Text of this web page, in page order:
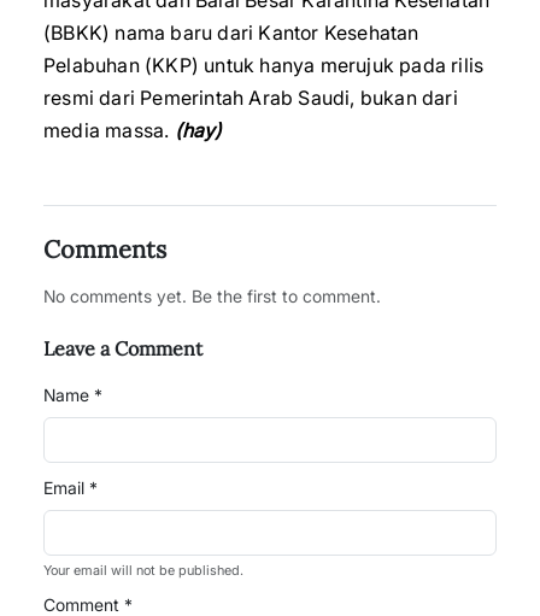
(BBKK) nama baru dari Kantor Kesehatan
Pelabuhan (KKP) untuk hanya merujuk pada rilis
resmi dari Pemerintah Arab Saudi, bukan dari
media massa. (hay)
Comments
No comments yet. Be the first to comment.
Leave a Comment
Name *
Email *
Your email will not be published.
Comment *